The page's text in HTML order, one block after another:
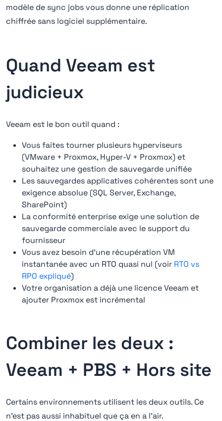
modèle de sync jobs vous donne une réplication
chiffrée sans logiciel supplémentaire.
Quand Veeam est
judicieux
Veeam est le bon outil quand :
Vous faites tourner plusieurs hyperviseurs
(VMware + Proxmox, Hyper-V + Proxmox) et
souhaitez une gestion de sauvegarde unifiée
Les sauvegardes applicatives cohérentes sont une
exigence absolue (SQL Server, Exchange,
SharePoint)
La conformité enterprise exige une solution de
sauvegarde commerciale avec le support du
fournisseur
Vous avez besoin d'une récupération VM
instantanée avec un RTO quasi nul (voir RTO vs
RPO expliqué)
Votre organisation a déjà une licence Veeam et
ajouter Proxmox est incrémental
Combiner les deux :
Veeam + PBS + Hors site
Certains environnements utilisent les deux outils. Ce
n'est pas aussi inhabituel que ça en a l'air.